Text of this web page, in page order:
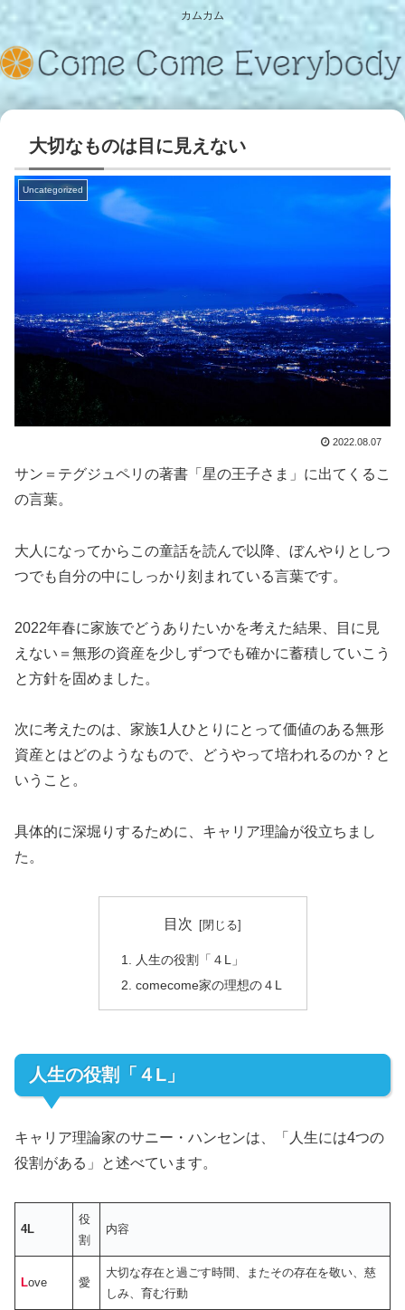
カムカム
大切なものは目に見えない
Uncategorized
2022.08.07
サン＝テグジュペリの著書「星の王子さま」に出てくるこ
の言葉。
大人になってからこの童話を読んで以降、ぼんやりとしつ
つでも自分の中にしっかり刻まれている言葉です。
2022年春に家族でどうありたいかを考えた結果、目に見
えない＝無形の資産を少しずつでも確かに蓄積していこう
と方針を固めました。
次に考えたのは、家族1人ひとりにとって価値のある無形
資産とはどのようなもので、どうやって培われるのか？と
いうこと。
具体的に深堀りするために、キャリア理論が役立ちまし
た。
目次
人生の役割「４L」
comecome家の理想の４L
人生の役割「４L」
キャリア理論家のサニー・ハンセンは、「人生には4つの
役割がある」と述べています。
4L
役
割
内容
Love 愛
大切な存在と過ごす時間、またその存在を敬い、慈
しみ、育む行動